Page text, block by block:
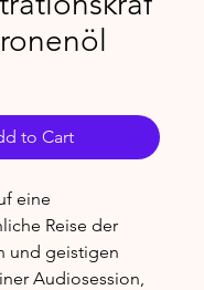
to Cart
eine
Reise der
und geistigen
Audiosession,